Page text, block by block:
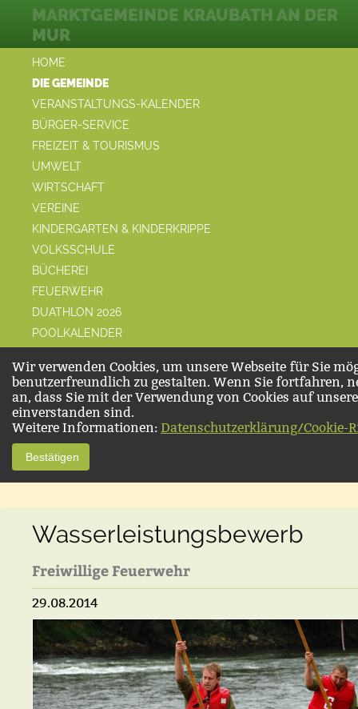
HOME
DIE GEMEINDE
VERANSTALTUNGS-KALENDER
BÜRGER-SERVICE
FREIZEIT & TOURISMUS
UMWELT
WIRTSCHAFT
VEREINE
KINDERGARTEN & KINDERKRIPPE
VOLKSSCHULE
BÜCHEREI
FEUERWEHR
DUATHLON 2026
POOLKALENDER
MARKTGEMEINDE KRAUBATH AN DER
MUR
Wir verwenden Cookies, um unsere Webseite für Sie
benutzerfreundlich zu gestalten. Wenn Sie fortfahren,
an, dass Sie mit der Verwendung von Cookies auf
einverstanden sind.
Weitere Informationen: Datenschutzerklärung/Cookie-
Bestätigen
Wasserleistungsbewerb
Freiwillige Feuerwehr
29.08.2014